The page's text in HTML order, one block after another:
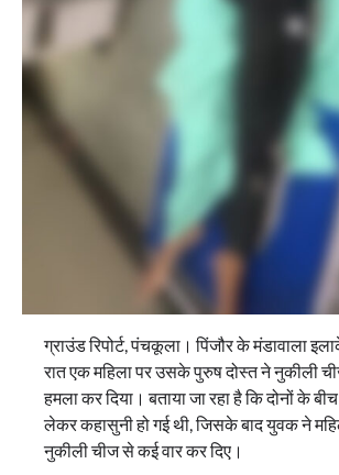
ग्राउंड रिपोर्ट, पंचकूला। पिंजौर के मंडावाला
रात एक महिला पर उसके पुरुष दोस्त ने नुकीली
हमला कर दिया। बताया जा रहा है कि दोनों के
लेकर कहासुनी हो गई थी, जिसके बाद युवक ने
नुकीली चीज से कई वार कर दिए।